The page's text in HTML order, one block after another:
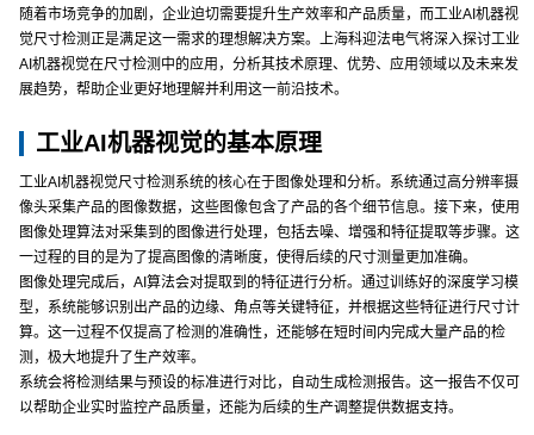
随着市场竞争的加剧，企业迫切需要提升生产效率和产品质量，而工业AI机器视
觉尺寸检测正是满足这一需求的理想解决方案。上海科迎法电气将深入探讨工业
AI机器视觉在尺寸检测中的应用，分析其技术原理、优势、应用领域以及未来发
展趋势，帮助企业更好地理解并利用这一前沿技术。
工业AI机器视觉的基本原理
工业AI机器视觉尺寸检测系统的核心在于图像处理和分析。系统通过高分辨率摄
像头采集产品的图像数据，这些图像包含了产品的各个细节信息。接下来，使用
图像处理算法对采集到的图像进行处理，包括去噪、增强和特征提取等步骤。这
一过程的目的是为了提高图像的清晰度，使得后续的尺寸测量更加准确。
图像处理完成后，AI算法会对提取到的特征进行分析。通过训练好的深度学习模
型，系统能够识别出产品的边缘、角点等关键特征，并根据这些特征进行尺寸计
算。这一过程不仅提高了检测的准确性，还能够在短时间内完成大量产品的检
测，极大地提升了生产效率。
系统会将检测结果与预设的标准进行对比，自动生成检测报告。这一报告不仅可
以帮助企业实时监控产品质量，还能为后续的生产调整提供数据支持。